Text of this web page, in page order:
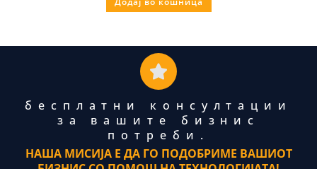
бесплатни консултации
за вашите бизнис
потреби.
НАША МИСИЈА Е ДА ГО ПОДОБРИМЕ ВАШИОТ